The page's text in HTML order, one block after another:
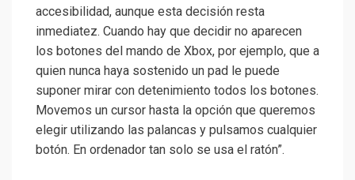
accesibilidad, aunque esta decisión resta
inmediatez. Cuando hay que decidir no aparecen
los botones del mando de Xbox, por ejemplo, que a
quien nunca haya sostenido un pad le puede
suponer mirar con detenimiento todos los botones.
Movemos un cursor hasta la opción que queremos
elegir utilizando las palancas y pulsamos cualquier
botón. En ordenador tan solo se usa el ratón”.